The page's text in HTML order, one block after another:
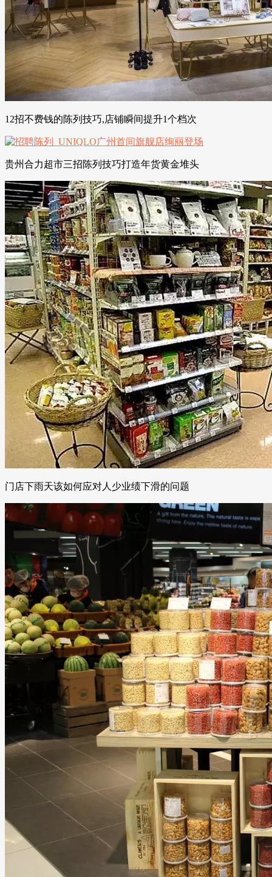
12招不费钱的陈列技巧,店铺瞬间提升1个档次
贵州合力超市三招陈列技巧打造年货黄金堆头
门店下雨天该如何应对人少业绩下滑的问题